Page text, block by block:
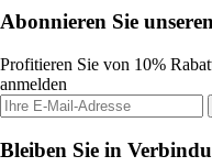
Abonnieren Sie
Profitieren Sie von 10%
anmelden
Bleiben Sie in